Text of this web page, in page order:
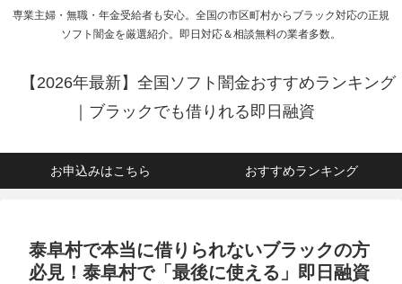
専業主婦・無職・年金受給者も安心。全国の市区町村からブラック対応の正規
ソフト闇金を厳選紹介。即日対応＆相談無料の業者多数。
【2026年最新】全国ソフト闇金おすすめランキング
｜ブラックでも借りれる即日融資
お申込みはこちら おすすめランキング
泰阜村で本当に借りられないブラックの方
必見！泰阜村で「最後に使える」即日融資